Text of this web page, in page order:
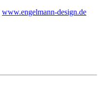
www.engelmann-design.de